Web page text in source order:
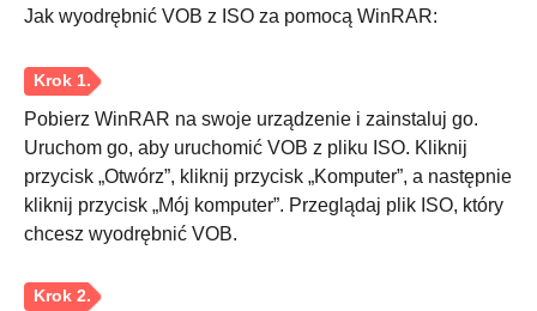
Jak wyodrębnić VOB z ISO za pomocą WinRAR:
Pobierz WinRAR na swoje urządzenie i zainstaluj go.
Uruchom go, aby uruchomić VOB z pliku ISO. Kliknij
przycisk „Otwórz”, kliknij przycisk „Komputer”, a następnie
kliknij przycisk „Mój komputer”. Przeglądaj plik ISO, który
chcesz wyodrębnić VOB.